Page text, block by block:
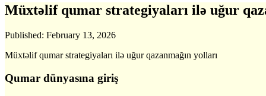
Müxtəlif qumar strategiyaları ilə uğur
Published: February 13, 2026
Müxtəlif qumar strategiyaları ilə uğur qazanmağın yolları
Qumar dünyasına giriş